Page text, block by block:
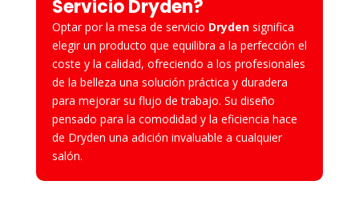
Servicio Dryden?
Optar por la mesa de servicio Drydensignifica
elegir un producto que equilibra a la perfección el
coste y la calidad, ofreciendo a los profesionales
de la belleza una solución práctica y duradera
para mejorar su flujo de trabajo. Su diseño
pensado para la comodidad y la eficiencia hace
de Dryden una adición invaluable a cualquier
salón.